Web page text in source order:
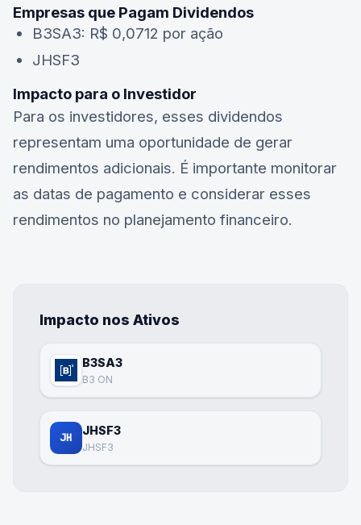
Empresas que Pagam Dividendos
B3SA3: R$ 0,0712 por ação
JHSF3
Impacto para o Investidor
Para os investidores, esses dividendos
representam uma oportunidade de gerar
rendimentos adicionais. É importante monitorar
as datas de pagamento e considerar esses
rendimentos no planejamento financeiro.
Impacto nos Ativos
B3SA3
B3 ON
JH
JHSF3
JHSF3